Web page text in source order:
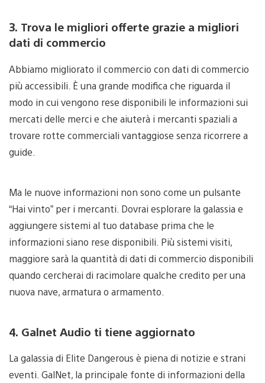
3. Trova le migliori offerte grazie a migliori
dati di commercio
Abbiamo migliorato il commercio con dati di commercio
più accessibili. È una grande modifica che riguarda il
modo in cui vengono rese disponibili le informazioni sui
mercati delle merci e che aiuterà i mercanti spaziali a
trovare rotte commerciali vantaggiose senza ricorrere a
guide.
Ma le nuove informazioni non sono come un pulsante
“Hai vinto” per i mercanti. Dovrai esplorare la galassia e
aggiungere sistemi al tuo database prima che le
informazioni siano rese disponibili. Più sistemi visiti,
maggiore sarà la quantità di dati di commercio disponibili
quando cercherai di racimolare qualche credito per una
nuova nave, armatura o armamento.
4. Galnet Audio ti tiene aggiornato
La galassia di Elite Dangerous è piena di notizie e strani
eventi. GalNet, la principale fonte di informazioni della